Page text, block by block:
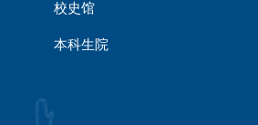
校史馆
本科生院